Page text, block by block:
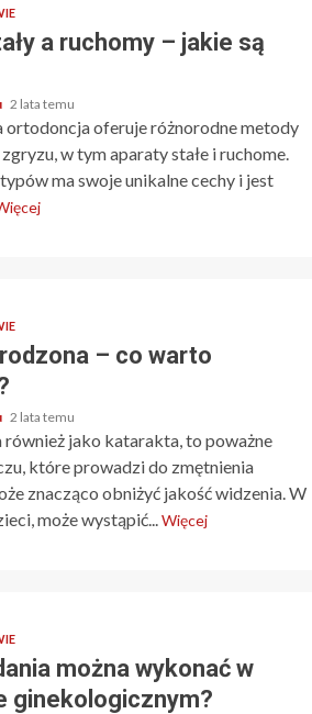
a ruchomy – jakie są
2 lata temu
ortodoncja oferuje różnorodne metody
w tym aparaty stałe i ruchome.
ma swoje unikalne cechy i jest
– co warto
2 lata temu
również jako katarakta, to poważne
które prowadzi do zmętnienia
znacząco obniżyć jakość widzenia. W
może wystąpić... Więcej
można wykonać w
ginekologicznym?